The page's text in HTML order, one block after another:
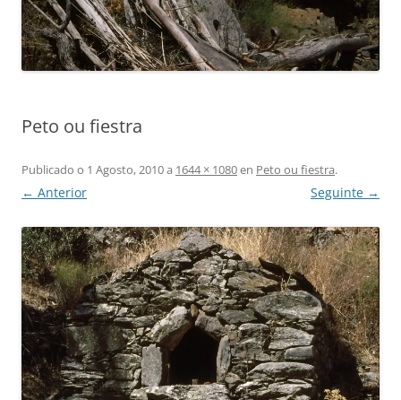
Peto ou fiestra
Publicado o 1 Agosto, 2010a 1644 × 1080en Peto ou fiestra.
← Anterior Seguinte →